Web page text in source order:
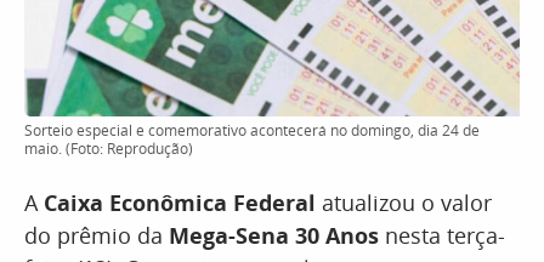
Sorteio especial e comemorativo acontecerá no domingo, dia 24 de
maio. (Foto: Reprodução)
A Caixa Econômica Federal atualizou o valor
do prêmio da Mega-Sena 30 Anos nesta terça-